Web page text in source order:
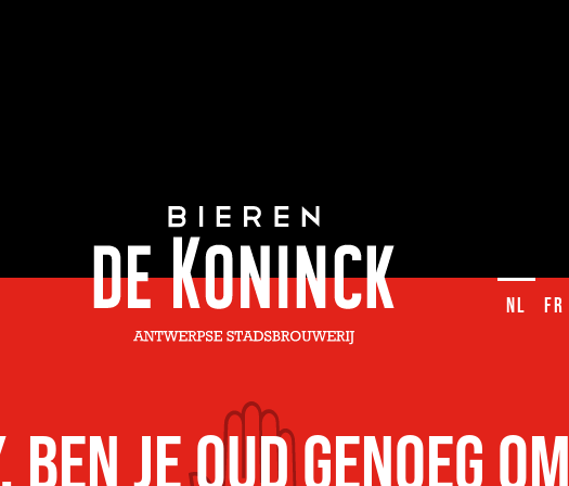
NL FR
BEN JE OUD GENOEG OM